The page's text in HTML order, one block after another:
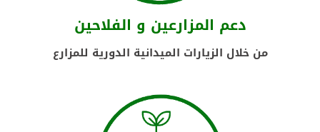
دعم المزارعين و الفلاحين
من خلال الزيارات الميدانية الدورية للمزارع